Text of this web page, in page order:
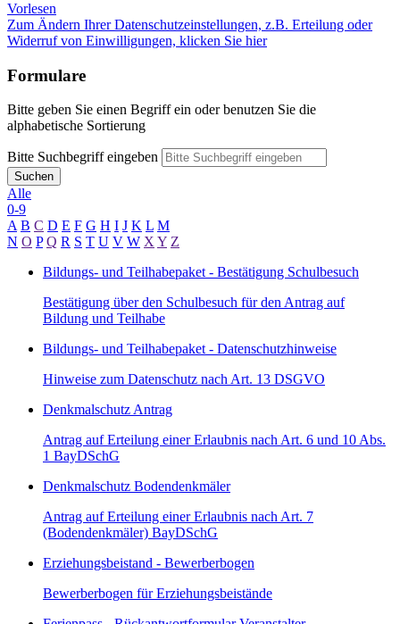
Vorlesen
Zum Ändern Ihrer Datenschutzeinstellungen, z.B. Erteilung oder
Widerruf von Einwilligungen, klicken Sie hier
Formulare
Bitte geben Sie einen Begriff ein oder benutzen Sie die
alphabetische Sortierung
Bitte Suchbegriff eingeben
Suchen
Alle
0-9
A B C D E F G H I J K L M
N O P Q R S T U V W XY Z
Bildungs- und Teilhabepaket - Bestätigung Schulbesuch
Bestätigung über den Schulbesuch für den Antrag auf
Bildung und Teilhabe
Bildungs- und Teilhabepaket - Datenschutzhinweise
Hinweise zum Datenschutz nach Art. 13 DSGVO
Denkmalschutz Antrag
Antrag auf Erteilung einer Erlaubnis nach Art. 6 und 10 Abs.
1 BayDSchG
Denkmalschutz Bodendenkmäler
Antrag auf Erteilung einer Erlaubnis nach Art. 7
(Bodendenkmäler) BayDSchG
Erziehungsbeistand - Bewerberbogen
Bewerberbogen für Erziehungsbeistände